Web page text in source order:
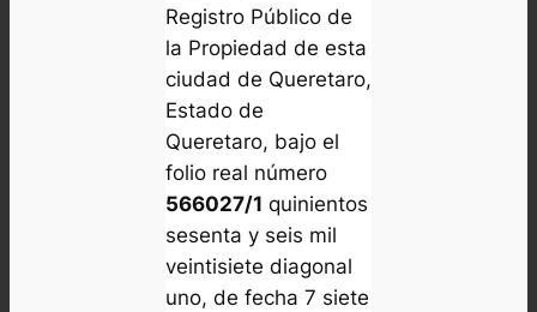
Registro Público de
la Propiedad de esta
ciudad de Queretaro,
Estado de
Queretaro, bajo el
folio real número
566027/1 quinientos
sesenta y seis mil
veintisiete diagonal
uno, de fecha 7 siete